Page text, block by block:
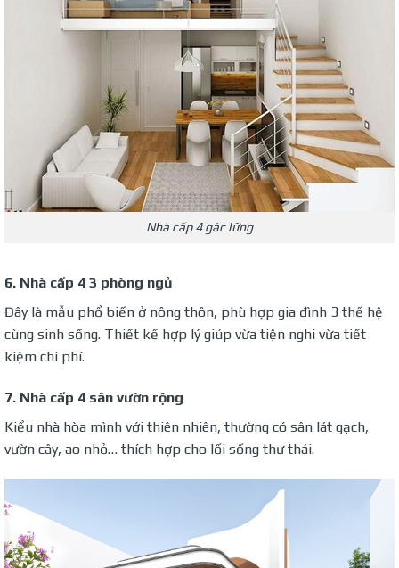
Nhà cấp 4 gác lững
6. Nhà cấp 4 3 phòng ngủ
Đây là mẫu phổ biến ở nông thôn, phù hợp gia đình 3 thế hệ
cùng sinh sống. Thiết kế hợp lý giúp vừa tiện nghi vừa tiết
kiệm chi phí.
7. Nhà cấp 4 sân vườn rộng
Kiểu nhà hòa mình với thiên nhiên, thường có sân lát gạch,
vườn cây, ao nhỏ… thích hợp cho lối sống thư thái.